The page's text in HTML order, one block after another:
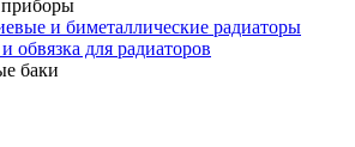
и биметаллические радиаторы
обвязка для радиаторов
баки